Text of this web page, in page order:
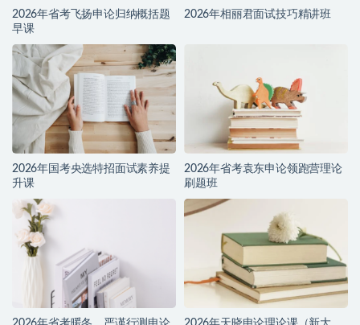
2026年省考飞扬申论归纳概括题
早课
2026年相丽君面试技巧精讲班
2026年国考央选特招面试素养提
升课
2026年省考袁东申论领跑营理论
刷题班